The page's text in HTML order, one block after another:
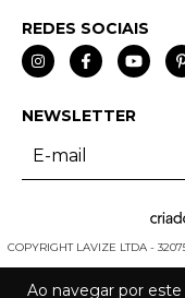
Ao navegar por este
REDES SOCIAIS
NEWSLETTER
COPYRIGHT LAVIZE LTDA -